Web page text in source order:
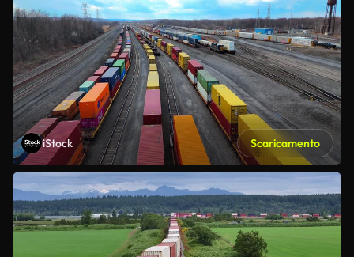
iStock Scaricamento